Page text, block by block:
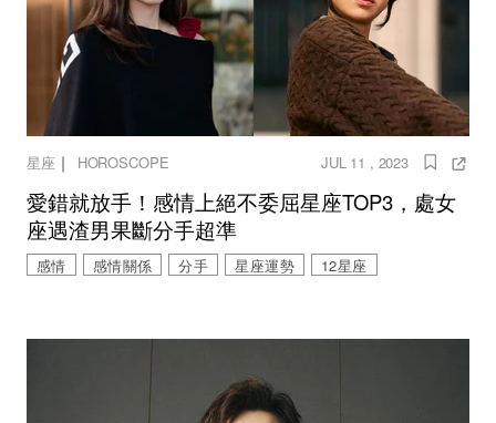
星座 ｜ HOROSCOPE JUL 11 , 2023
愛錯就放手！感情上絕不委屈星座TOP3，處女
座遇渣男果斷分手超準
感情 感情關係 分手 星座運勢 12星座